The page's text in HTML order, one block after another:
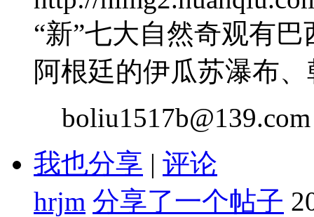
“新”七大自然奇观有
阿根廷的伊瓜苏瀑布
boliu1517b@139.com
我也分享 | 评论
hrjm 分享了一个帖子